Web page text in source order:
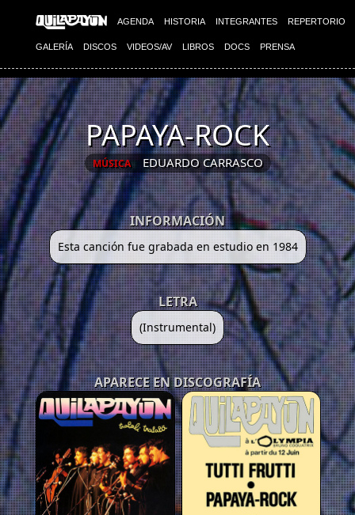
AGENDA HISTORIA INTEGRANTES REPERTORIO
GALERÍA DISCOS VIDEOS/AV LIBROS DOCS PRENSA
PAPAYA-ROCK
MÚSICA EDUARDO CARRASCO
INFORMACIÓN
Esta canción fue grabada en estudio en 1984
LETRA
(Instrumental)
APARECE EN DISCOGRAFÍA